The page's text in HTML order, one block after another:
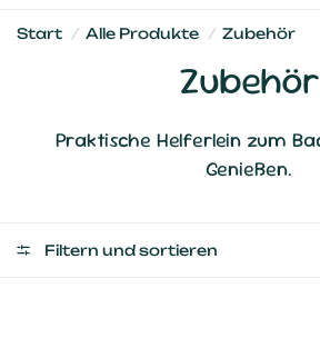
Start / Alle Produkte / Zubehör
Zubehör
Praktische Helferlein zum
Genießen.
Filtern und sortieren